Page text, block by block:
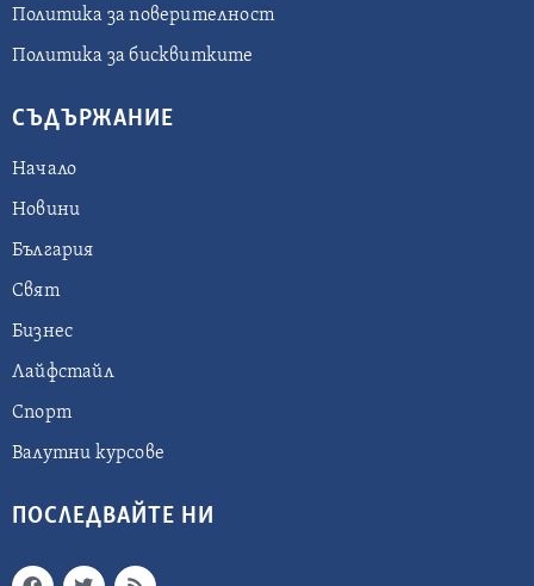
Политика за поверителност
Политика за бисквитките
СЪДЪРЖАНИЕ
Начало
Новини
България
Свят
Бизнес
Лайфстайл
Спорт
Валутни курсове
ПОСЛЕДВАЙТЕ НИ